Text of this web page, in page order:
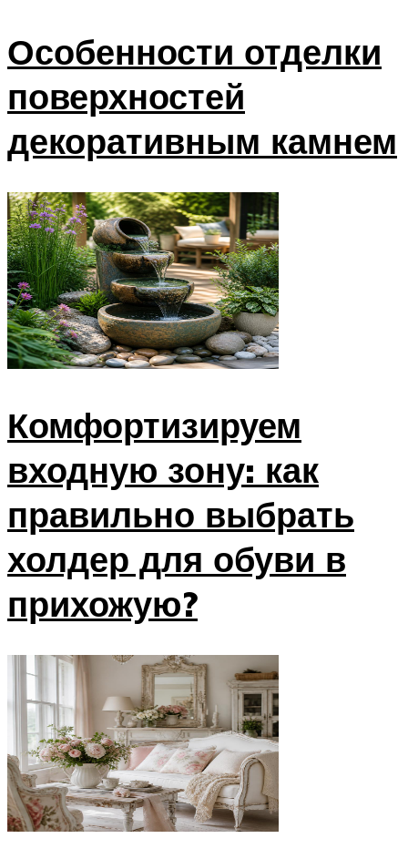
Особенности отделки
поверхностей
декоративным камнем
Комфортизируем
входную зону: как
правильно выбрать
холдер для обуви в
прихожую?